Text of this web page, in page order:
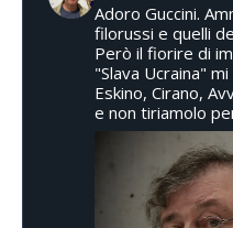
Adoro Guccini.
filorussi e quelli
Però il fiorire di
"Slava Ucraina"
Eskino, Cirano,
e non tiriamolo